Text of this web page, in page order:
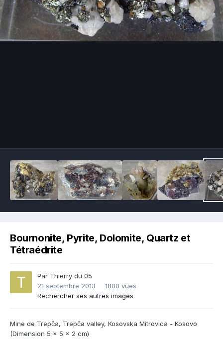
Bournonite, Pyrite, Dolomite, Quartz et
Tétraédrite
Par Thierry du 05
21 septembre 2013
1800 vues
Rechercher ses autres images
Mine de Trepča, Trepča valley, Kosovska Mitrovica - Kosovo
(Dimension 5 x 5 x 2 cm)